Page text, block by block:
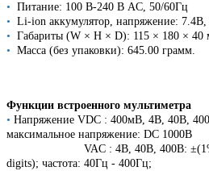
• Питание: 100 В-240 В AC, 50/60Гц
• Li-ion аккумулятор, напряжение: 7.4В,
• Габариты (W × H × D): 115 × 180 × 40
• Масса (без упаковки): 645.00 грамм.
Функции встроенного мультиметра
• Напряжение VDC : 400мВ, 4В, 40В,
максимальное напряжение: DC 1000В
VAC : 4В, 40В, 400В: ±(1% ±
digits); частота: 40Гц - 400Гц;